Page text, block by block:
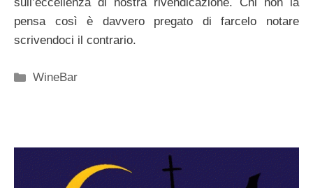
pensa così è davvero pregato di farcelo notare
scrivendoci il contrario.
Categorie
WineBar